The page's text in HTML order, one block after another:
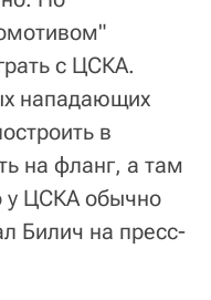
с ЦСКА.
нападающих
в
на фланг, а там
у ЦСКА обычно
Билич на пресс-